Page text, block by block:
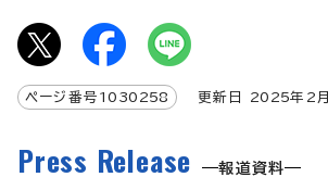
ページ番号 1030258 更新日 2025年2月
Press Release
報道資料